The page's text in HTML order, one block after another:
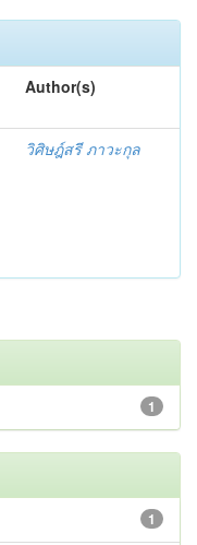
Author(s)
วิศิษฎ์สรี ภาวะกุล
1
1